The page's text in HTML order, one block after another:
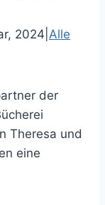
2024 Alle
der
Theresa und
eine